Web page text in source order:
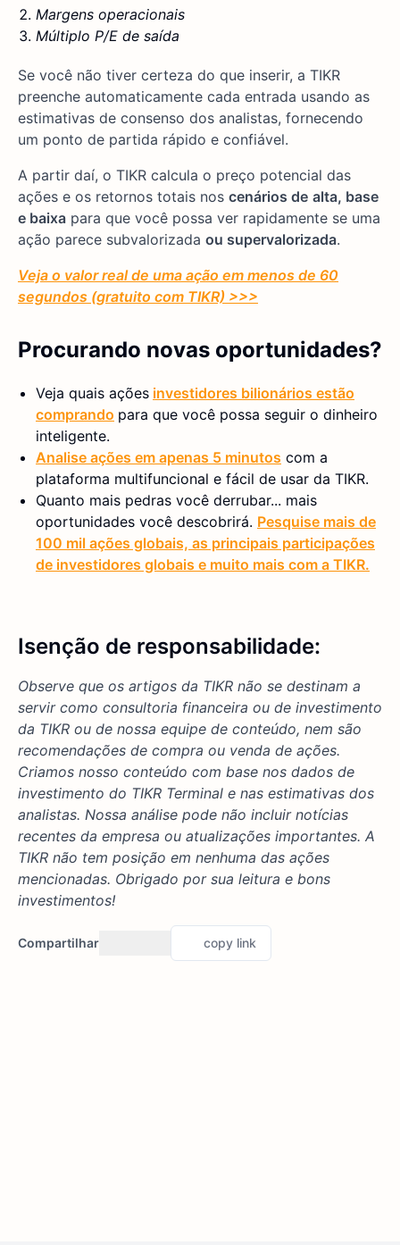
Margens operacionais
Múltiplo P/E de saída
Se você não tiver certeza do que inserir, a TIKR
preenche automaticamente cada entrada usando as
estimativas de consenso dos analistas, fornecendo
um ponto de partida rápido e confiável.
A partir daí, o TIKR calcula o preço potencial das
ações e os retornos totais nos cenários de alta, base
e baixa para que você possa ver rapidamente se uma
ação parece subvalorizada ou supervalorizada.
Veja o valor real de uma ação em menos de 60
segundos (gratuito com TIKR) >>>
Procurando novas oportunidades?
Veja quais ações investidores bilionários estão
comprando para que você possa seguir o dinheiro
inteligente.
Analise ações em apenas 5 minutos com a
plataforma multifuncional e fácil de usar da TIKR.
Quanto mais pedras você derrubar... mais
oportunidades você descobrirá. Pesquise mais de
100 mil ações globais, as principais participações
de investidores globais e muito mais com a TIKR.
Isenção de responsabilidade:
Observe que os artigos da TIKR não se destinam a
servir como consultoria financeira ou de investimento
da TIKR ou de nossa equipe de conteúdo, nem são
recomendações de compra ou venda de ações.
Criamos nosso conteúdo com base nos dados de
investimento do TIKR Terminal e nas estimativas dos
analistas. Nossa análise pode não incluir notícias
recentes da empresa ou atualizações importantes. A
TIKR não tem posição em nenhuma das ações
mencionadas. Obrigado por sua leitura e bons
investimentos!
Compartilhar copy link